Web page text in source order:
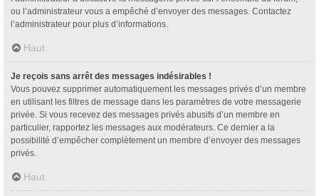
ou l’administrateur vous a empêché d’envoyer des messages. Contactez
l’administrateur pour plus d’informations.
Haut
Je reçois sans arrêt des messages indésirables !
Vous pouvez supprimer automatiquement les messages privés d’un membre
en utilisant les filtres de message dans les paramètres de votre messagerie
privée. Si vous recevez des messages privés abusifs d’un membre en
particulier, rapportez les messages aux modérateurs. Ce dernier a la
possibilité d’empêcher complètement un membre d’envoyer des messages
privés.
Haut